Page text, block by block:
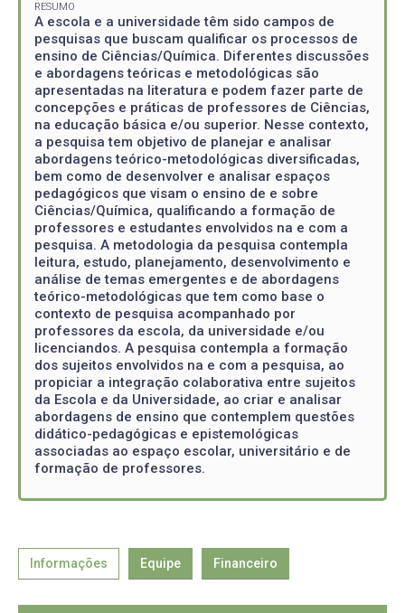
RESUMO
A escola e a universidade têm sido campos de
pesquisas que buscam qualificar os processos de
ensino de Ciências/Química. Diferentes discussões
e abordagens teóricas e metodológicas são
apresentadas na literatura e podem fazer parte de
concepções e práticas de professores de Ciências,
na educação básica e/ou superior. Nesse contexto,
a pesquisa tem objetivo de planejar e analisar
abordagens teórico-metodológicas diversificadas,
bem como de desenvolver e analisar espaços
pedagógicos que visam o ensino de e sobre
Ciências/Química, qualificando a formação de
professores e estudantes envolvidos na e com a
pesquisa. A metodologia da pesquisa contempla
leitura, estudo, planejamento, desenvolvimento e
análise de temas emergentes e de abordagens
teórico-metodológicas que tem como base o
contexto de pesquisa acompanhado por
professores da escola, da universidade e/ou
licenciandos. A pesquisa contempla a formação
dos sujeitos envolvidos na e com a pesquisa, ao
propiciar a integração colaborativa entre sujeitos
da Escola e da Universidade, ao criar e analisar
abordagens de ensino que contemplem questões
didático-pedagógicas e epistemológicas
associadas ao espaço escolar, universitário e de
formação de professores.
Informações Equipe Financeiro